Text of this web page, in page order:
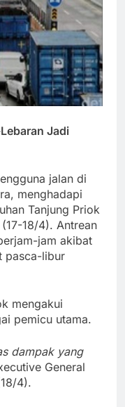
Jadi
jalan di
menghadapi
Tanjung Priok
18/4). Antrean
jam akibat
pasca-libur
mengakui
pemicu utama.
dampak yang
General
4).